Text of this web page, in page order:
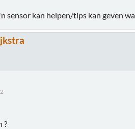
sensor kan helpen/tips kan geven
?